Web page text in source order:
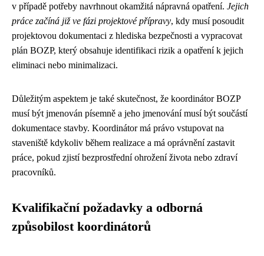
v případě potřeby navrhnout okamžitá nápravná opatření. Jejich
práce začíná již ve fázi projektové přípravy, kdy musí posoudit
projektovou dokumentaci z hlediska bezpečnosti a vypracovat
plán BOZP, který obsahuje identifikaci rizik a opatření k jejich
eliminaci nebo minimalizaci.
Důležitým aspektem je také skutečnost, že koordinátor BOZP
musí být jmenován písemně a jeho jmenování musí být součástí
dokumentace stavby. Koordinátor má právo vstupovat na
staveniště kdykoliv během realizace a má oprávnění zastavit
práce, pokud zjistí bezprostřední ohrožení života nebo zdraví
pracovníků.
Kvalifikační požadavky a odborná
způsobilost koordinátorů